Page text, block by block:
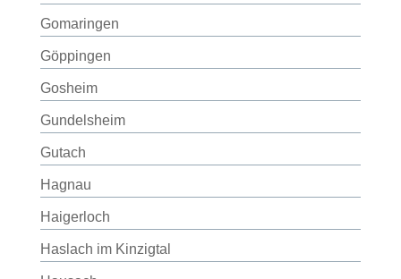
Gomaringen
Göppingen
Gosheim
Gundelsheim
Gutach
Hagnau
Haigerloch
Haslach im Kinzigtal